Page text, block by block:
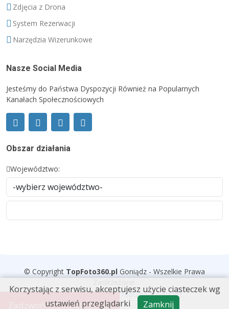
Zdjęcia z Drona
System Rezerwacji
Narzędzia Wizerunkowe
Nasze Social Media
Jesteśmy do Państwa Dyspozycji Również na Popularnych
Kanałach Społecznościowych
Obszar działania
Województwo:
© Copyright TopFoto360.pl Goniądz - Wszelkie Prawa
Wykonanie i wdrożenieTopGold.pl Goniądz
Korzystając z serwisu, akceptujesz użycie ciasteczek wg
ustawień przeglądarki
Zamknij
Zadzwoń: 515-00-77-30